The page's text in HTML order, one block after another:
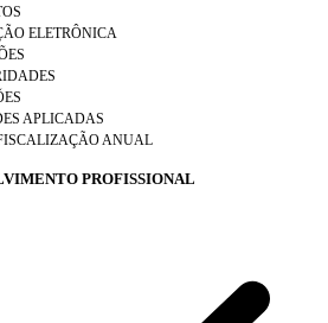
ELETRÔNICA
APLICADAS
ANUAL
PROFISSIONAL